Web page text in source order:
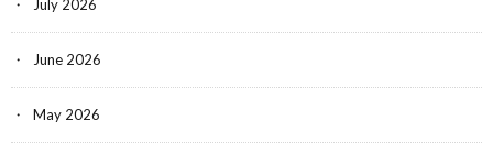
July 2026
June 2026
May 2026